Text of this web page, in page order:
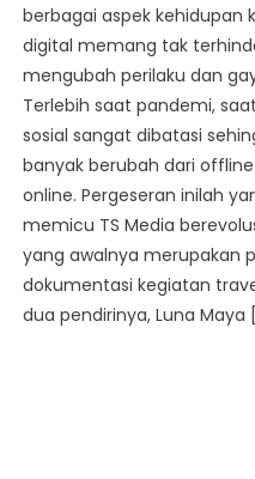
berbagai aspek kehidupan
digital memang tak
mengubah perilaku dan
Terlebih saat pandemi,
sosial sangat dibatasi
banyak berubah dari
online. Pergeseran inilah
memicu TS Media
yang awalnya merupakan
dokumentasi kegiatan
dua pendirinya, Luna Maya